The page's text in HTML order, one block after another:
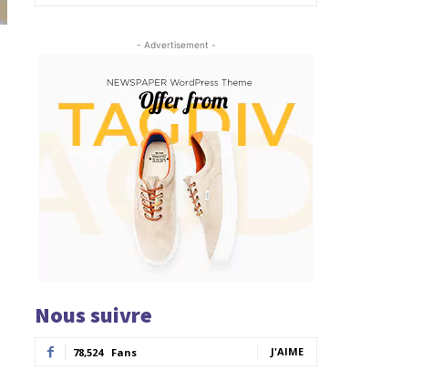
- Advertisement -
Nous suivre
78,524 Fans J'AIME